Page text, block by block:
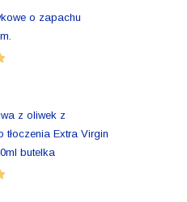
o zapachu
z oliwek z
tłoczenia Extra Virgin
butelka